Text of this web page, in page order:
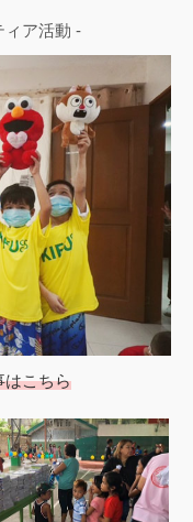
ィア活動 -
はこちら